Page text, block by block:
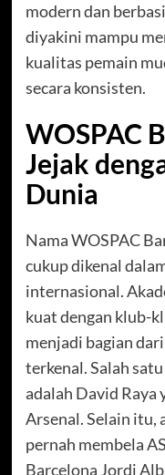
modern dan
diyakini mampu
kualitas pemain
secara konsisten.
WOSPAC
Jejak
Dunia
Nama WOSPAC
cukup dikenal
internasional.
kuat dengan klub-
menjadi bagian
terkenal. Salah
adalah David Raya
Arsenal. Selain itu,
pernah membela
Barcelona Jordi